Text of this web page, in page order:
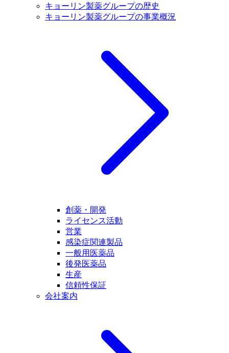
キョーリン製薬グループの歴史
キョーリン製薬グループの事業概況
創薬・開発
ライセンス活動
営業
感染症関連製品
一般用医薬品
後発医薬品
生産
信頼性保証
会社案内